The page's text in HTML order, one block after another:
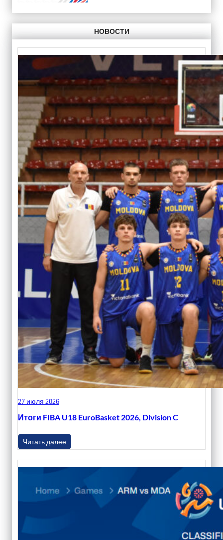
НОВОСТИ
27 июля 2026
Итоги FIBA U18 EuroBasket 2026, Division C
Читать далее